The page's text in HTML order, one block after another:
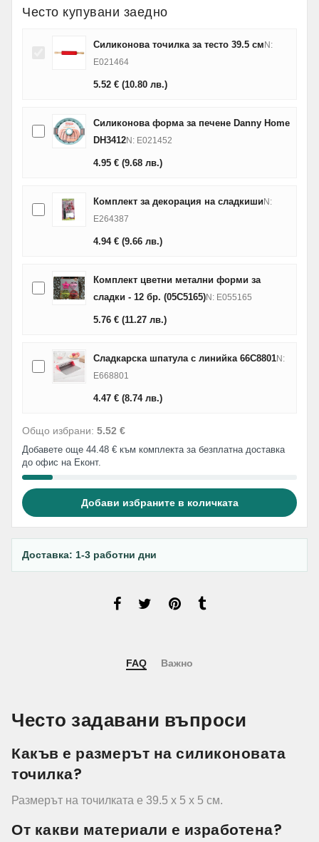
Често купувани заедно
Силиконова точилка за тесто 39.5 смN:
E021464
5.52 € (10.80 лв.)
Силиконова форма за печене Danny Home
DH3412N: E021452
4.95 € (9.68 лв.)
Комплект за декорация на сладкишиN:
E264387
4.94 € (9.66 лв.)
Комплект цветни метални форми за
сладки - 12 бр. (05C5165)N: E055165
5.76 € (11.27 лв.)
Сладкарска шпатула с линийка 66C8801N:
E668801
4.47 € (8.74 лв.)
Общо избрани: 5.52 €
Добавете още 44.48 € към комплекта за безплатна доставка
до офис на Еконт.
Добави избраните в количката
Доставка: 1-3 работни дни
FAQ Важно
Често задавани въпроси
Какъв е размерът на силиконовата
точилка?
Размерът на точилката е 39.5 х 5 х 5 см.
От какви материали е изработена?